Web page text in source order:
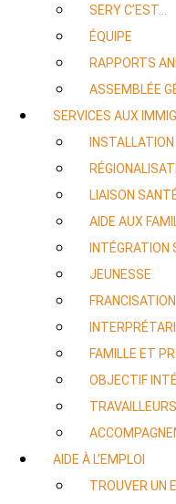
SERY C’EST…
ÉQUIPE
RAPPORTS
ASSEMBLÉE
SERVICES AUX
LIAISON
AIDE AUX
INTÉGRATION
JEUNESSE
FRANCISATION
FAMILLE ET
OBJECTIF
AIDE À L’EMPLOI
TROUVER UN